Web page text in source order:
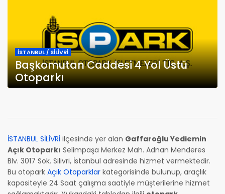
İSTANBUL / SİLİVRİ
Başkomutan Caddesi 4 Yol Üstü
Otoparkı
İSTANBUL SİLİVRİ ilçesinde yer alan Gaffaroğlu Yediemin
Açık Otoparkı Selimpaşa Merkez Mah. Adnan Menderes
Blv. 3017 Sok. Silivri, İstanbul adresinde hizmet vermektedir.
Bu otopark Açık Otoparklar kategorisinde bulunup, araçlık
kapasiteyle 24 Saat çalışma saatiyle müşterilerine hizmet